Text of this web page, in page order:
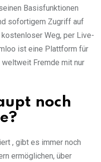
Basisfunktionen
sofortigem Zugriff auf
Weg, per Live-
ist eine Plattform für
Fremde mit nur
noch
, gibt es immer noch
ermöglichen, über